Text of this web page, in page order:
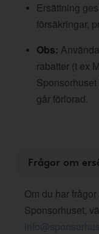
Ersättning
försäkringar,
Obs:
rabatter (t ex
går förlorad.
Frågor om
Om du har
Sponsorhuset,